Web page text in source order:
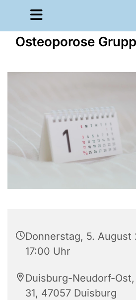
Osteoporose
Donnerstag, 5. August
17:00 Uhr
Duisburg-Neudorf-
31, 47057 Duisburg